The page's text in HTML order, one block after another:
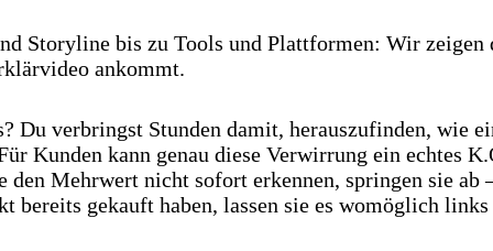
Storyline bis zu Tools und Plattformen: Wir zeigen
ankommt.
Du verbringst Stunden damit, herauszufinden, wie
Kunden kann genau diese Verwirrung ein echtes
den Mehrwert nicht sofort erkennen, springen sie ab
bereits gekauft haben, lassen sie es womöglich